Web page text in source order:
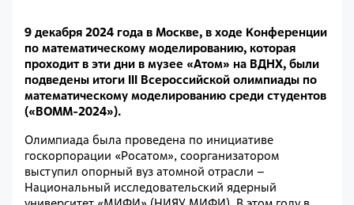
9 декабря 2024 года в Москве, в ходе Конференции
по математическому моделированию, которая
проходит в эти дни в музее «Атом» на ВДНХ, были
подведены итоги III Всероссийской олимпиады по
математическому моделированию среди студентов
(«ВОММ-2024»).
Олимпиада была проведена по инициативе
госкорпорации «Росатом», соорганизатором
выступил опорный вуз атомной отрасли –
Национальный исследовательский ядерный